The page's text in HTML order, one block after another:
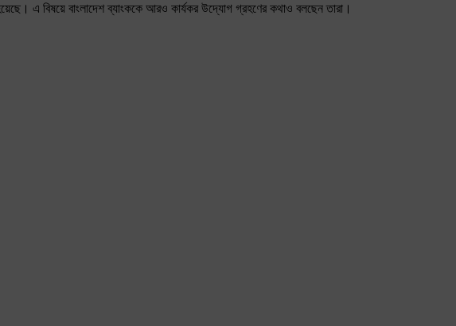
এ বিষয়ে বাংলাদেশ ব্যাংককে আরও কার্যকর উদ্যোগ গ্রহণের কথাও বলছেন তারা।